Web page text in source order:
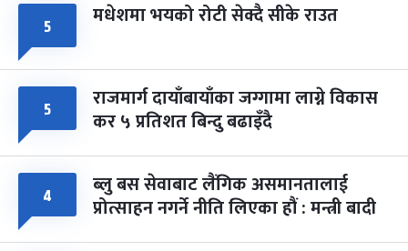
५ मधेशमा भयको रोटी सेक्दै सीके राउत
५ राजमार्ग दायाँबायाँका जग्गामा लाग्ने विकास
कर ५ प्रतिशत बिन्दु बढाइँदै
४ ब्लु बस सेवाबाट लैंगिक असमानतालाई
प्रोत्साहन नगर्ने नीति लिएका हौं : मन्त्री बादी